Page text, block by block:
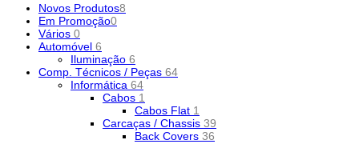
Novos Produtos8
Em Promoção0
Vários 0
Automóvel 6
Iluminação 6
Comp. Técnicos / Peças 64
Informática 64
Cabos 1
Cabos Flat 1
Carcaças / Chassis 39
Back Covers 36